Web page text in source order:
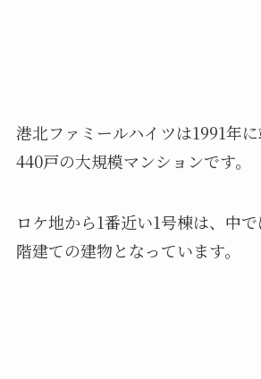
港北ファミールハイツは1991年
440戸の大規模マンションです。
ロケ地から1番近い1号棟は、中
階建ての建物となっています。